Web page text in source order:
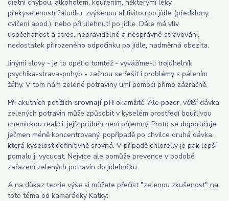
dietní chybou, alkoholem, kouřením, některými léky,
překyseleností žaludku, zvýšenou aktivitou po jídle (předklony,
cvičení apod.), nebo při ulehnutí po jídle. Dále má vliv
uspěchanost a stres, nepravidelné a nesprávné stravování,
nedostatek přirozeného odpočinku po jídle, nadměrná obezita.
Jinými slovy - je to opět o tomtéž - vyvážíme-li trojúhelník
psychika-strava-pohyb - začnou se řešit i problémy s pálením
žáhy. V tom nám zelené potraviny umí pomoci přímo zázračně.
Při akutních potížích srovnají pH okamžitě. Ale pozor, větší dávka
zelených potravin může způsobit v kyselém prostředí bouřlivou
chemickou reakci, jejíž průběh není příjemný. Proto se doporučuje
ječmen méně koncentrovaný, popřípadě po chvilce druhá dávka,
která kyselost definitivně srovná. V případě chlorelly je pak lepší
pomalu ji vycucat. Nejvíce ale pomůže prevence v podobě
zařazení zelených potravin do jídelníčku.
A na důkaz teorie výše si můžete přečíst "zelenou zkušenost" na
toto téma od kamarádky Katky: